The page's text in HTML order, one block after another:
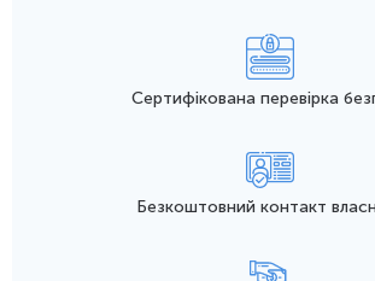
Сертифікована перевірка
Безкоштовний контакт